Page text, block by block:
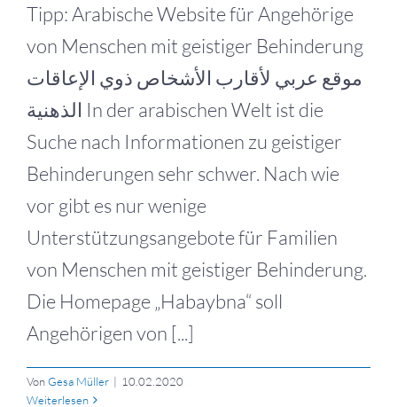
Tipp: Arabische Website für Angehörige
von Menschen mit geistiger Behinderung
موقع عربي لأقارب الأشخاص ذوي الإعاقات
الذهنية In der arabischen Welt ist die
Suche nach Informationen zu geistiger
Behinderungen sehr schwer. Nach wie
vor gibt es nur wenige
Unterstützungsangebote für Familien
von Menschen mit geistiger Behinderung.
Die Homepage „Habaybna“ soll
Angehörigen von [...]
VonGesa Müller | 10.02.2020
Weiterlesen